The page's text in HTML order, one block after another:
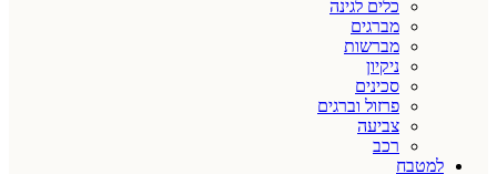
כלים לגינה
מברגים
מברשות
ניקיון
סכינים
פרזול וברגים
צביעה
רכב
למטבח